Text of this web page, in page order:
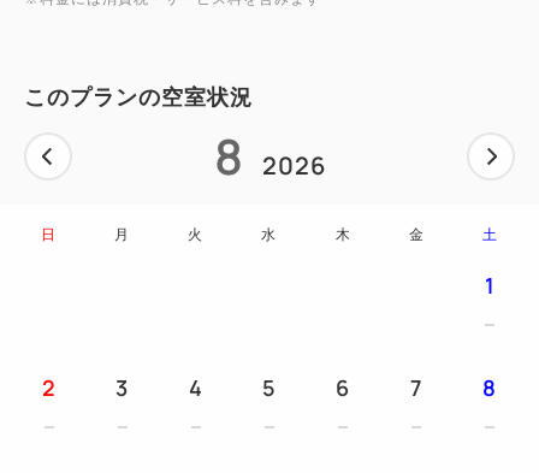
関する客室の過ごし方をご案内申し上げます。内容を
ご理解いただきご署名を頂戴いたします。
・キャンセル待ちは承っておりませんのでご了承くだ
ラス／駐車場（有料）
このプランの空室状況
8 2026
日 月 火 水 木 金 土
1
2 3 4 5 6 7 8